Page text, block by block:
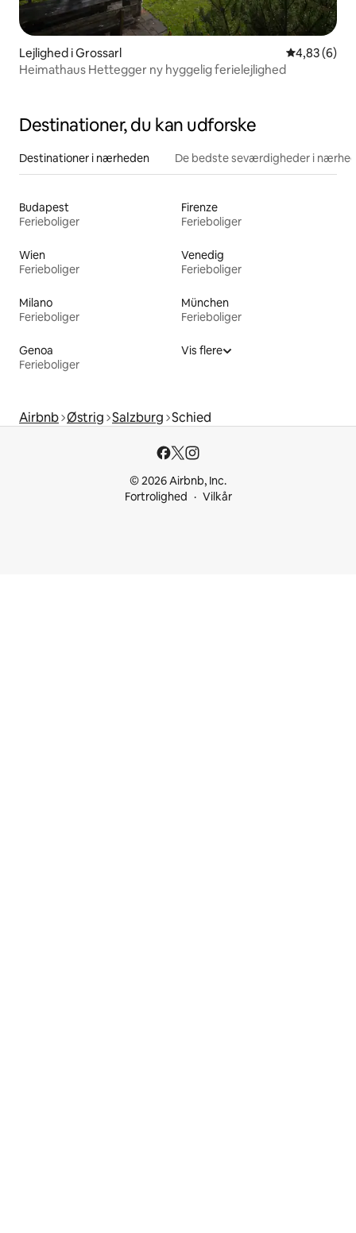
Lejlighed i Grossarl 4,83 ud af 5
4,83 (6)
Heimathaus Hettegger ny hyggelig ferielejlighed
Destinationer, du kan udforske
Destinationer i nærheden De bedste seværdigheder i
Budapest
Ferieboliger
Firenze
Ferieboliger
Wien
Ferieboliger
Venedig
Ferieboliger
Milano
Ferieboliger
München
Ferieboliger
Genoa
Ferieboliger
Vis flere
Airbnb Østrig Salzburg Schied
© 2026 Airbnb, Inc.
Fortrolighed
Vilkår